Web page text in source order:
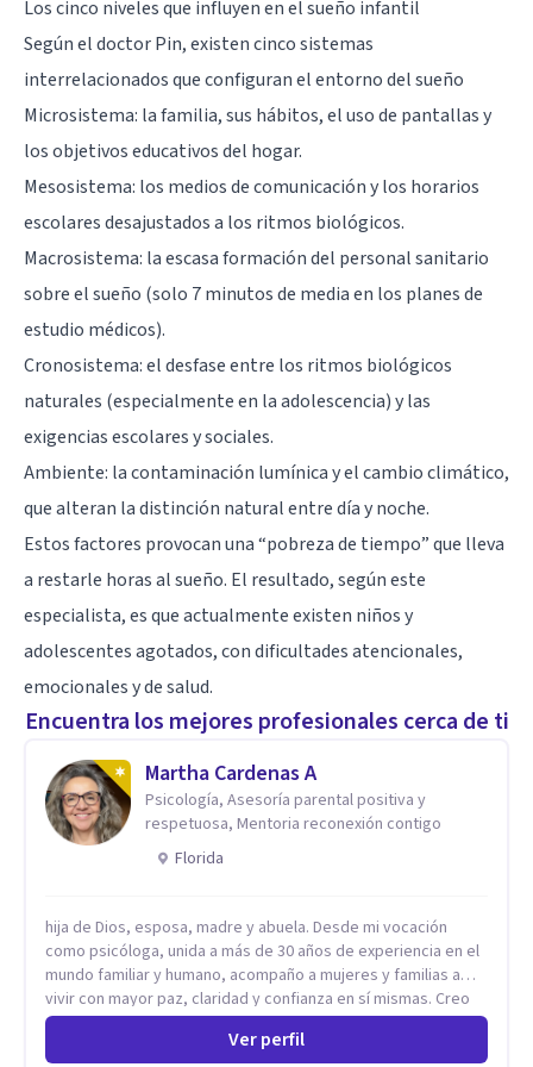
Los cinco niveles que influyen en el sueño infantil
Según el doctor Pin, existen cinco sistemas
interrelacionados que configuran el entorno del sueño
Microsistema: la familia, sus hábitos, el uso de pantallas y
los objetivos educativos del hogar.
Mesosistema: los medios de comunicación y los horarios
escolares desajustados a los ritmos biológicos.
Macrosistema: la escasa formación del personal sanitario
sobre el sueño (solo 7 minutos de media en los planes de
estudio médicos).
Cronosistema: el desfase entre los ritmos biológicos
naturales (especialmente en la adolescencia) y las
exigencias escolares y sociales.
Ambiente: la contaminación lumínica y el cambio climático,
que alteran la distinción natural entre día y noche.
Estos factores provocan una “pobreza de tiempo” que lleva
a restarle horas al sueño. El resultado, según este
especialista, es que actualmente existen niños y
adolescentes agotados, con dificultades atencionales,
emocionales y de salud.
Encuentra los mejores profesionales cerca de ti
Martha Cardenas A
Psicología, Asesoría parental positiva y
respetuosa, Mentoria reconexión contigo
Florida
hija de Dios, esposa, madre y abuela. Desde mi vocación
como psicóloga, unida a más de 30 años de experiencia en el
mundo familiar y humano, acompaño a mujeres y familias a
vivir con mayor paz, claridad y confianza en sí mismas. Creo
profundamente que la vida está hecha de etapas, y que cada
ciclo —personal, emocional, espiritual y familiar— trae
Ver perfil